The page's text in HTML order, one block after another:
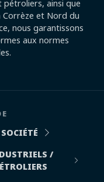
ainsi que
et Nord du
nous garantissons
aux normes
SOCIÉTÉ
/